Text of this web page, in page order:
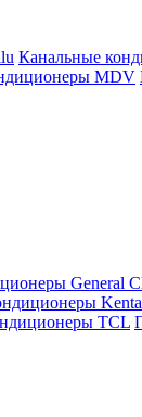
Канальные
MDV
General
TCL